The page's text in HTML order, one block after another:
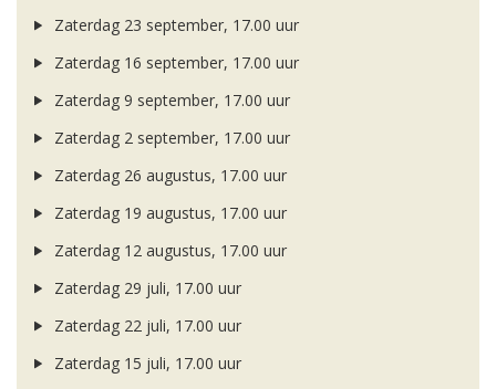
Zaterdag 23 september, 17.00 uur
Zaterdag 16 september, 17.00 uur
Zaterdag 9 september, 17.00 uur
Zaterdag 2 september, 17.00 uur
Zaterdag 26 augustus, 17.00 uur
Zaterdag 19 augustus, 17.00 uur
Zaterdag 12 augustus, 17.00 uur
Zaterdag 29 juli, 17.00 uur
Zaterdag 22 juli, 17.00 uur
Zaterdag 15 juli, 17.00 uur